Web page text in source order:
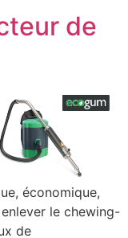
de
économique,
le chewing-
de